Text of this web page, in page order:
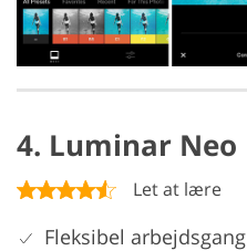
4. Luminar Neo
Let at lære
Fleksibel arbejdsgang